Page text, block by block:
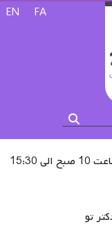
زبان خود
FA
EN
ساعات کاری روزهای شنبه الی چهارشنبه از ساعت 10 صبح الی 15:30
تو